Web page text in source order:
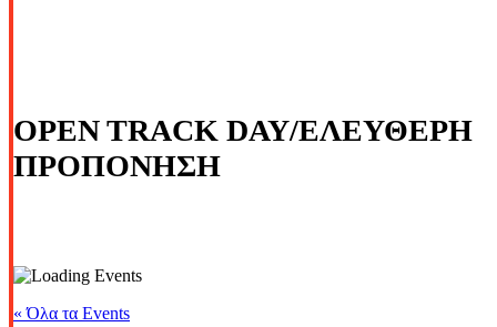
OPEN TRACK DAY/ΕΛΕΥΘΕΡΗ
ΠΡΟΠΟΝΗΣΗ
« Όλα τα Events